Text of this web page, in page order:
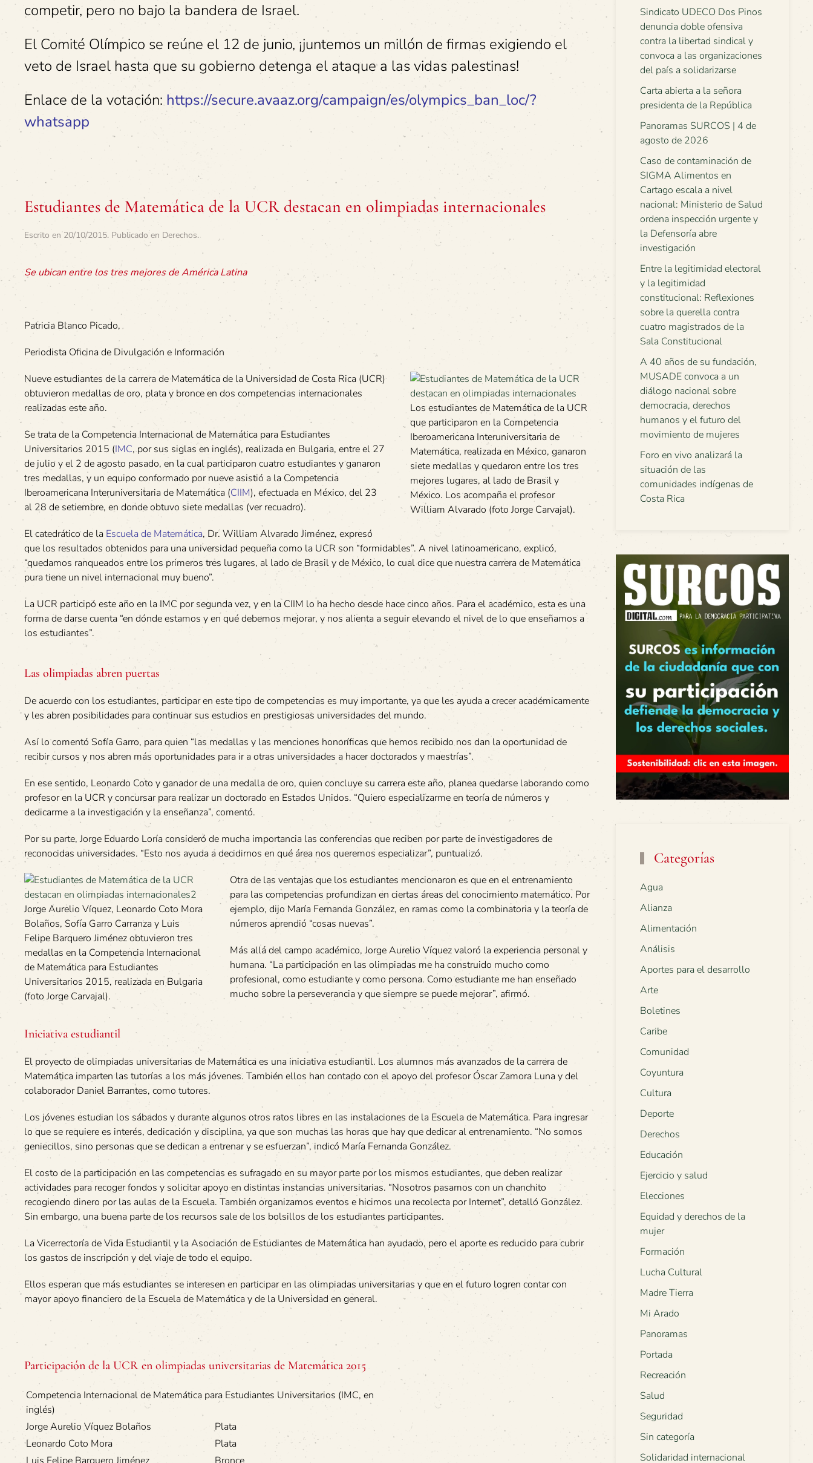
competir, pero no bajo la bandera de Israel.
El Comité Olímpico se reúne el 12 de junio, ¡juntemos un millón de firmas exigiendo el
veto de Israel hasta que su gobierno detenga el ataque a las vidas palestinas!
Enlace de la votación:https://secure.avaaz.org/campaign/es/olympics_ban_loc/?
whatsapp
Estudiantes de Matemática de la UCR destacan en olimpiadas internacionales
Escrito en 20/10/2015. Publicado en Derechos.
Se ubican entre los tres mejores de América Latina
Patricia Blanco Picado,
Periodista Oficina de Divulgación e Información
Los estudiantes de Matemática de la UCR
que participaron en la Competencia
Iberoamericana Interuniversitaria de
Matemática, realizada en México, ganaron
siete medallas y quedaron entre los tres
mejores lugares, al lado de Brasil y
México. Los acompaña el profesor
William Alvarado (foto Jorge Carvajal).
Nueve estudiantes de la carrera de Matemática de la Universidad de Costa Rica (UCR)
obtuvieron medallas de oro, plata y bronce en dos competencias internacionales
realizadas este año.
Se trata de la Competencia Internacional de Matemática para Estudiantes
Universitarios 2015 (IMC, por sus siglas en inglés), realizada en Bulgaria, entre el 27
de julio y el 2 de agosto pasado, en la cual participaron cuatro estudiantes y ganaron
tres medallas, y un equipo conformado por nueve asistió a la Competencia
Iberoamericana Interuniversitaria de Matemática (CIIM), efectuada en México, del 23
al 28 de setiembre, en donde obtuvo siete medallas (ver recuadro).
El catedrático de la Escuela de Matemática, Dr. William Alvarado Jiménez, expresó
que los resultados obtenidos para una universidad pequeña como la UCR son “formidables”. A nivel latinoamericano, explicó,
“quedamos ranqueados entre los primeros tres lugares, al lado de Brasil y de México, lo cual dice que nuestra carrera de Matemática
pura tiene un nivel internacional muy bueno”.
La UCR participó este año en la IMC por segunda vez, y en la CIIM lo ha hecho desde hace cinco años. Para el académico, esta es una
forma de darse cuenta “en dónde estamos y en qué debemos mejorar, y nos alienta a seguir elevando el nivel de lo que enseñamos a
los estudiantes”.
Las olimpiadas abren puertas
De acuerdo con los estudiantes, participar en este tipo de competencias es muy importante, ya que les ayuda a crecer académicamente
y les abren posibilidades para continuar sus estudios en prestigiosas universidades del mundo.
Así lo comentó Sofía Garro, para quien “las medallas y las menciones honoríficas que hemos recibido nos dan la oportunidad de
recibir cursos y nos abren más oportunidades para ir a otras universidades a hacer doctorados y maestrías”.
En ese sentido, Leonardo Coto y ganador de una medalla de oro, quien concluye su carrera este año, planea quedarse laborando como
profesor en la UCR y concursar para realizar un doctorado en Estados Unidos. “Quiero especializarme en teoría de números y
dedicarme a la investigación y la enseñanza”, comentó.
Por su parte, Jorge Eduardo Loría consideró de mucha importancia las conferencias que reciben por parte de investigadores de
reconocidas universidades. “Esto nos ayuda a decidirnos en qué área nos queremos especializar”, puntualizó.
Jorge Aurelio Víquez, Leonardo Coto Mora
Bolaños, Sofía Garro Carranza y Luis
Felipe Barquero Jiménez obtuvieron tres
medallas en la Competencia Internacional
de Matemática para Estudiantes
Universitarios 2015, realizada en Bulgaria
(foto Jorge Carvajal).
Otra de las ventajas que los estudiantes mencionaron es que en el entrenamiento
para las competencias profundizan en ciertas áreas del conocimiento matemático. Por
ejemplo, dijo María Fernanda González, en ramas como la combinatoria y la teoría de
números aprendió “cosas nuevas”.
Más allá del campo académico, Jorge Aurelio Víquez valoró la experiencia personal y
humana. “La participación en las olimpiadas me ha construido mucho como
profesional, como estudiante y como persona. Como estudiante me han enseñado
mucho sobre la perseverancia y que siempre se puede mejorar”, afirmó.
Iniciativa estudiantil
El proyecto de olimpiadas universitarias de Matemática es una iniciativa estudiantil. Los alumnos más avanzados de la carrera de
Matemática imparten las tutorías a los más jóvenes. También ellos han contado con el apoyo del profesor Óscar Zamora Luna y del
colaborador Daniel Barrantes, como tutores.
Los jóvenes estudian los sábados y durante algunos otros ratos libres en las instalaciones de la Escuela de Matemática. Para ingresar
lo que se requiere es interés, dedicación y disciplina, ya que son muchas las horas que hay que dedicar al entrenamiento. “No somos
geniecillos, sino personas que se dedican a entrenar y se esfuerzan”, indicó María Fernanda González.
El costo de la participación en las competencias es sufragado en su mayor parte por los mismos estudiantes, que deben realizar
actividades para recoger fondos y solicitar apoyo en distintas instancias universitarias. “Nosotros pasamos con un chanchito
recogiendo dinero por las aulas de la Escuela. También organizamos eventos e hicimos una recolecta por Internet”, detalló González.
Sin embargo, una buena parte de los recursos sale de los bolsillos de los estudiantes participantes.
La Vicerrectoría de Vida Estudiantil y la Asociación de Estudiantes de Matemática han ayudado, pero el aporte es reducido para cubrir
los gastos de inscripción y del viaje de todo el equipo.
Ellos esperan que más estudiantes se interesen en participar en las olimpiadas universitarias y que en el futuro logren contar con
mayor apoyo financiero de la Escuela de Matemática y de la Universidad en general.
Participación de la UCR en olimpiadas universitarias de Matemática 2015
Competencia Internacional de Matemática para Estudiantes Universitarios (IMC, en
inglés)
Jorge Aurelio Víquez Bolaños
Plata
Leonardo Coto Mora
Plata
Sindicato UDECO Dos Pinos
denuncia doble ofensiva
contra la libertad sindical y
convoca a las organizaciones
del país a solidarizarse
Carta abierta a la señora
presidenta de la República
Panoramas SURCOS | 4 de
agosto de 2026
Caso de contaminación de
SIGMA Alimentos en
Cartago escala a nivel
nacional: Ministerio de Salud
ordena inspección urgente y
la Defensoría abre
investigación
Entre la legitimidad electoral
y la legitimidad
constitucional: Reflexiones
sobre la querella contra
cuatro magistrados de la
Sala Constitucional
A 40 años de su fundación,
MUSADE convoca a un
diálogo nacional sobre
democracia, derechos
humanos y el futuro del
movimiento de mujeres
Foro en vivo analizará la
situación de las
comunidades indígenas de
Costa Rica
Categorías
Agua
Alianza
Alimentación
Análisis
Aportes para el desarrollo
Arte
Boletines
Caribe
Comunidad
Coyuntura
Cultura
Deporte
Derechos
Educación
Ejercicio y salud
Elecciones
Equidad y derechos de la
mujer
Formación
Lucha Cultural
Madre Tierra
Mi Arado
Panoramas
Portada
Recreación
Salud
Seguridad
Sin categoría
Solidaridad internacional